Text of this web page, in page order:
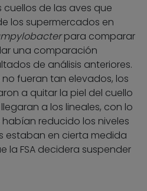
de las aves que
los supermercados en
para comparar
una comparación
de análisis anteriores.
fueran tan elevados, los
a quitar la piel del cuello
a los lineales, con lo
reducido los niveles
estaban en cierta medida
la FSA decidera suspender